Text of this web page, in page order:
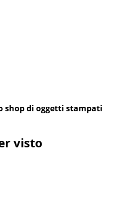
shop di oggetti stampati
visto